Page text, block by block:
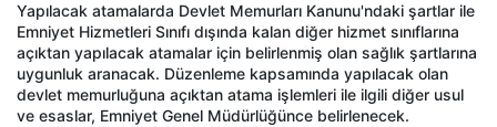
Yapılacak atamalarda Devlet Memurları Kanunu'ndaki şartlar ile
Emniyet Hizmetleri Sınıfı dışında kalan diğer hizmet sınıflarına
açıktan yapılacak atamalar için belirlenmiş olan sağlık şartlarına
uygunluk aranacak. Düzenleme kapsamında yapılacak olan
devlet memurluğuna açıktan atama işlemleri ile ilgili diğer usul
ve esaslar, Emniyet Genel Müdürlüğünce belirlenecek.